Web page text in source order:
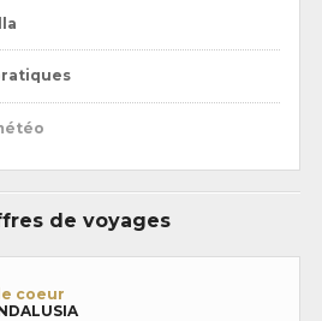
de voyages
coeur